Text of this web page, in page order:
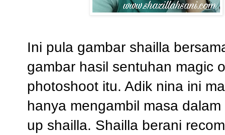
Ini pula gambar shailla
gambar hasil sentuhan magic
photoshoot itu. Adik nina ini
hanya mengambil masa
up shailla. Shailla berani